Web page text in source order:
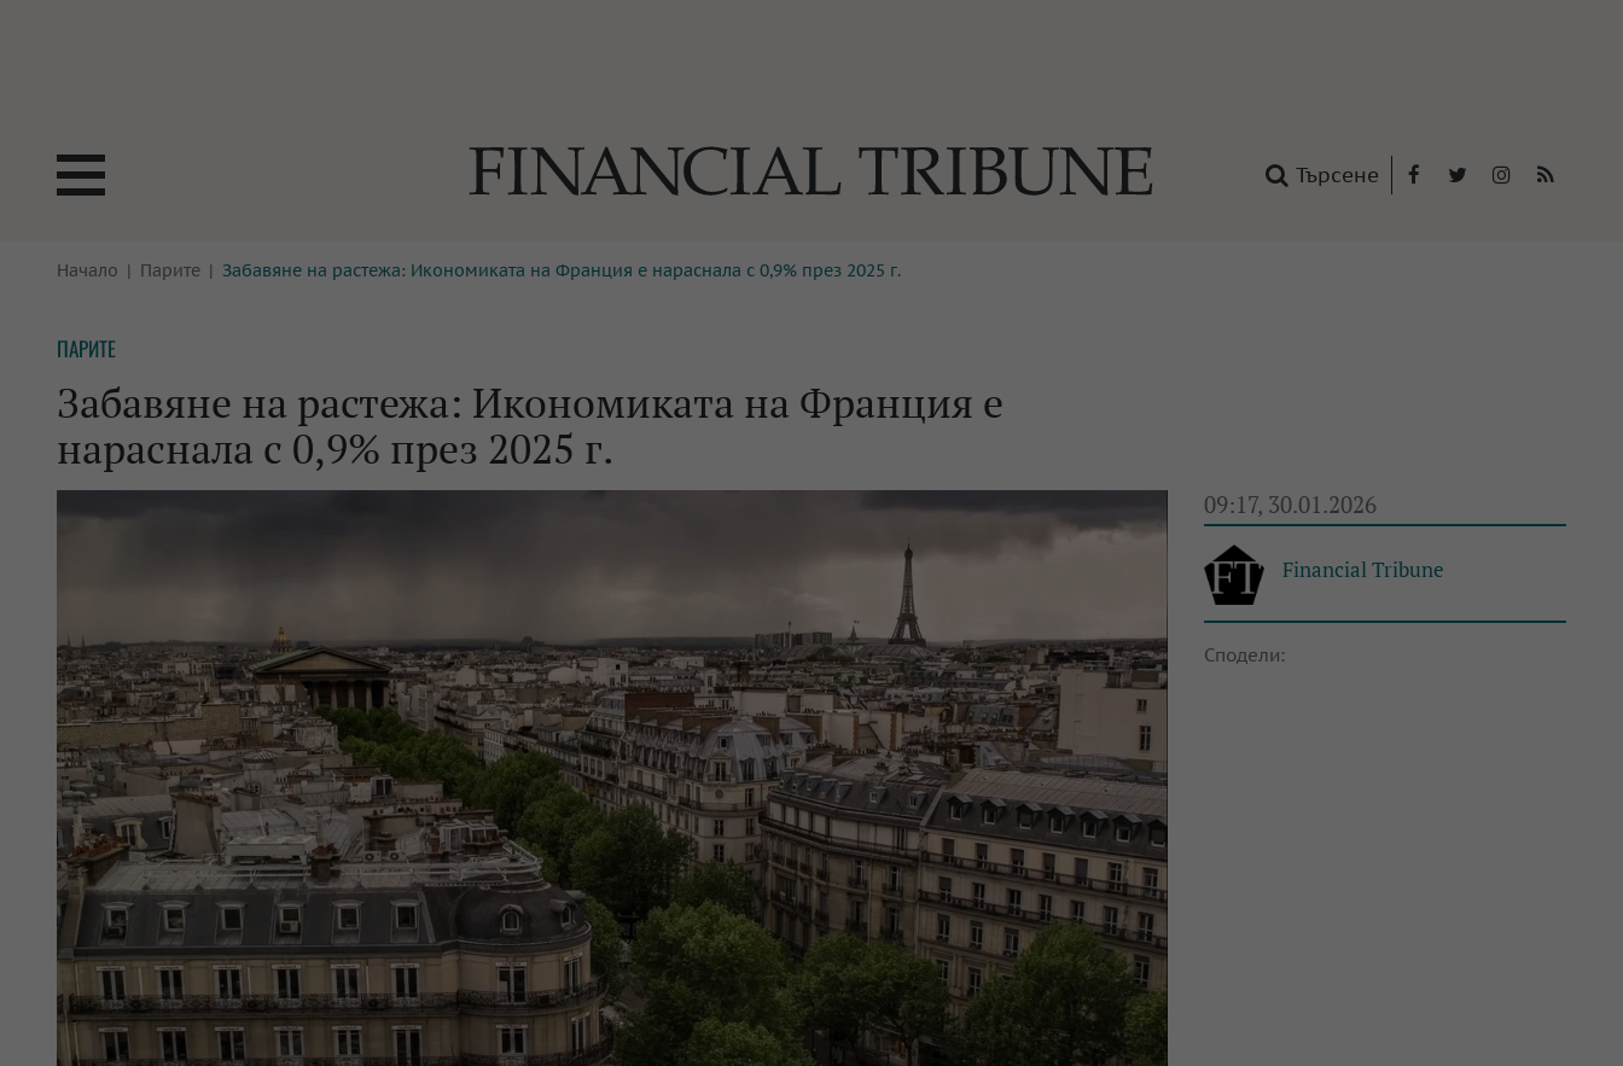
Търсене
БОРСИ
КРИПТО
БАНКИ
ПАРИТЕ
ЗАСТРАХОВАНЕ
ЕНЕРГЕТИКА
ТЕХНОЛОГИИ
МРЕЖАТА
ИМОТИ
АВТОМОБИЛИ
За нас
Начало Парите Забавяне на растежа: Икономиката на Франция е нараснала с 0,9% през 2025 г.
ПАРИТЕ
Забавяне на растежа: Икономиката на Франция е
нараснала с 0,9% през 2025 г.
09:17, 30.01.2026
Financial Tribune
Сподели: